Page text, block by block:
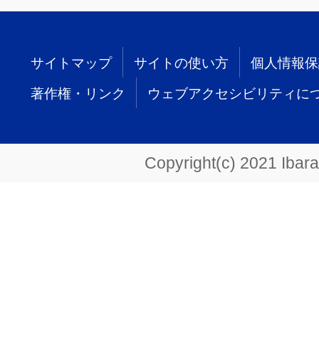
サイトマップ サイトの使い方 個人情報
著作権・リンク ウェブアクセシビリティに
Copyright(c) 2021